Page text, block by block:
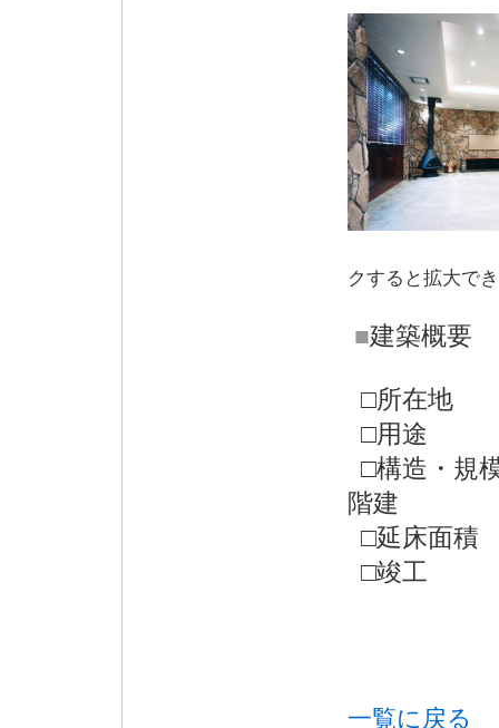
クすると拡大で
■建築概要
□所在
□用
□構造・
階建
□延床
□竣工
一覧に戻る